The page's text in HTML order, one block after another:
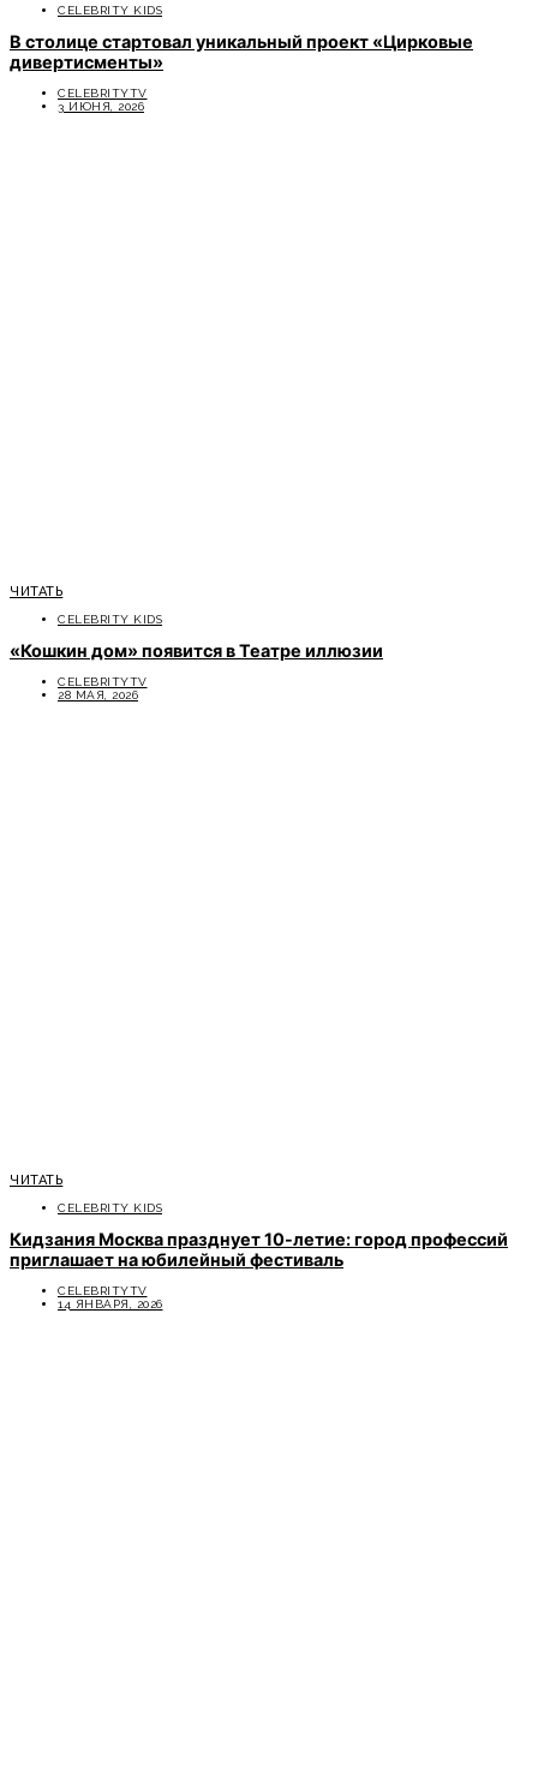
CELEBRITY KIDS
В столице стартовал уникальный проект «Цирковые
дивертисменты»
CELEBRITYTV
3 ИЮНЯ, 2026
ЧИТАТЬ
CELEBRITY KIDS
«Кошкин дом» появится в Театре иллюзии
CELEBRITYTV
28 МАЯ, 2026
ЧИТАТЬ
CELEBRITY KIDS
Кидзания Москва празднует 10-летие: город профессий
приглашает на юбилейный фестиваль
CELEBRITYTV
14 ЯНВАРЯ, 2026